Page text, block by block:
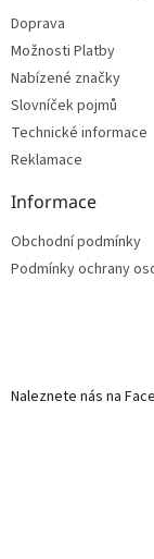
Doprava
Možnosti Platby
Nabízené značky
Slovníček pojmů
Technické informace
Reklamace
Informace
Obchodní podmínky
Podmínky ochrany
Naleznete nás na